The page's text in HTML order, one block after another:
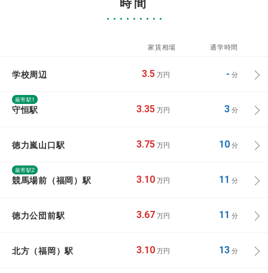
家賃相場 通学時間
学校周辺 3.5 万円 - 分
最寄駅1
守恒駅 3.35 万円 3分
徳力嵐山口駅 3.75 万円 10分
最寄駅2
競馬場前（福岡）駅 3.10 万円 11 分
徳力公団前駅 3.67 万円 11 分
北方（福岡）駅 3.10 万円 13分